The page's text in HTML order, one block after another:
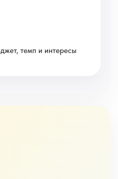
темп и интересы